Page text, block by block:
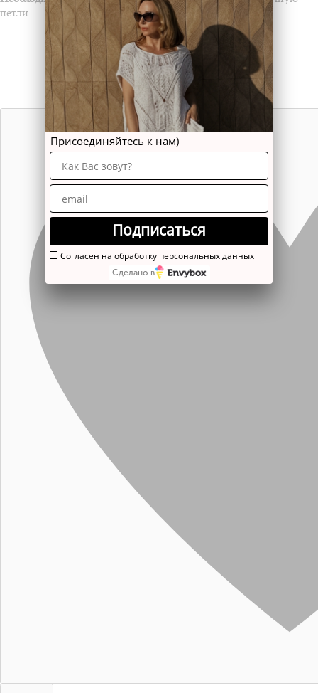
петли
Присоединяйтесь к нам)
Подписаться
Согласен на обработку персональных данных
Сделано в